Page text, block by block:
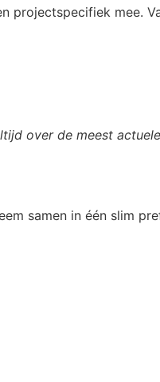
projectspecifiek mee.
over de meest
samen in één slim